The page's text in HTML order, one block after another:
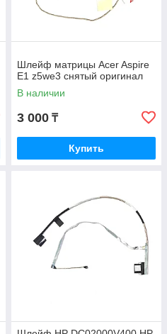
Шлейф матрицы Acer Aspire
E1 z5we3 снятый оригинал
В наличии
3 000 ₸
Купить